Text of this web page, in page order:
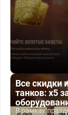
Все скидки
танков: x5
В рамках